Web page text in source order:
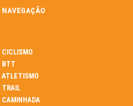
NAVEGAÇÃO
CICLISMO
BTT
ATLETISMO
TRAIL
CAMINHADA